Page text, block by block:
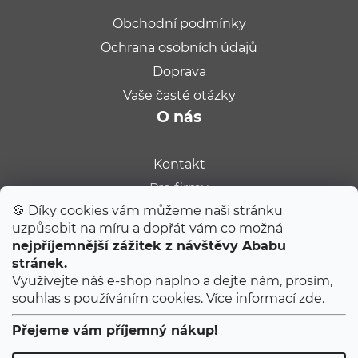
🍪 Díky cookies vám můžeme naši stránku
uzpůsobit na míru a dopřát vám co možná
nejpříjemnější zážitek z návštěvy Ababu
stránek.
Využívejte náš e-shop naplno a dejte nám, prosím,
souhlas s používáním cookies. Více informacízde.
Přejeme vám příjemný nákup!
Obchodní podmínky
Ochrana osobních údajů
Doprava
Vaše časté otázky
O nás
Kontakt
Pro firmy
Velkoobchod
Kariéra
Populární na blogu
Tipy od Jitky do porodnice
Ty úplně první narozeniny
První 2 měsíce s miminkem
POUKAZ 100 Kč
Přihlaste se k odběruAbabu dopisů
a my vám pošleme poukaz na první nákup.
Poukaz platní při nákupu nad 1000 Kč.